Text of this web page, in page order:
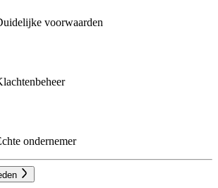
voorwaarden
ondernemer